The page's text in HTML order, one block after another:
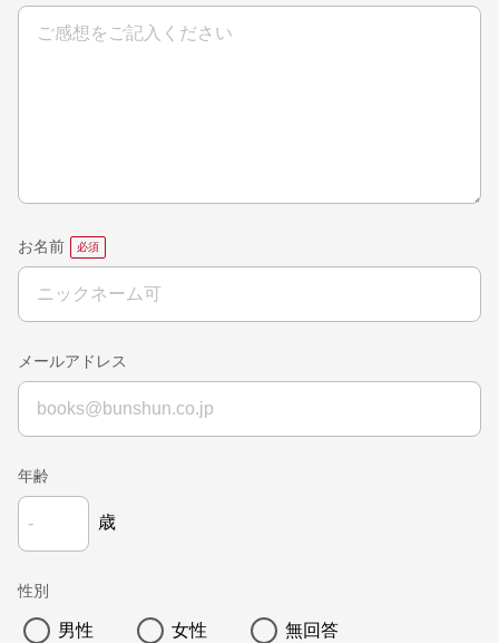
お名前
メールアドレス
年齢
歳
性別
男性 女性 無回答